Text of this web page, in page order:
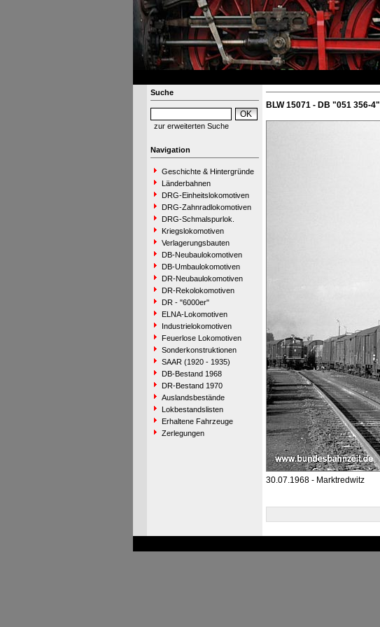
Suche
zur erweiterten Suche
Navigation
Geschichte & Hintergründe
Länderbahnen
DRG-Einheitslokomotiven
DRG-Zahnradlokomotiven
DRG-Schmalspurlok.
Kriegslokomotiven
Verlagerungsbauten
DB-Neubaulokomotiven
DB-Umbaulokomotiven
DR-Neubaulokomotiven
DR-Rekolokomotiven
DR - "6000er"
ELNA-Lokomotiven
Industrielokomotiven
Feuerlose Lokomotiven
Sonderkonstruktionen
SAAR (1920 - 1935)
DB-Bestand 1968
DR-Bestand 1970
Auslandsbestände
Lokbestandslisten
Erhaltene Fahrzeuge
Zerlegungen
BLW 15071 - DB "051 356-4"
30.07.1968 - Marktredwitz